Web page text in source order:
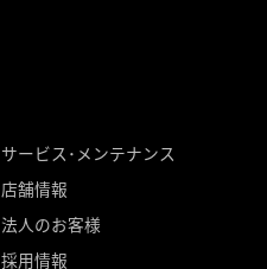
サービス･メンテナンス
店舗情報
法人のお客様
採用情報